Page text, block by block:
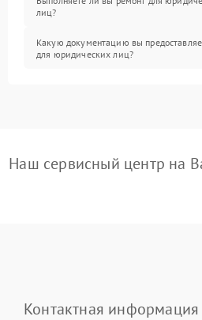
лиц?
Какую документацию вы
для юридических лиц?
Наш сервисный центр на
Контактная информация